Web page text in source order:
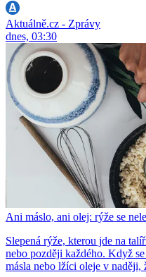
Aktuálně.cz - Zprávy
dnes, 03:30
Ani máslo, ani olej: rýže se
Slepená rýže, kterou jde na
nebo později každého. Když
másla nebo lžíci oleje v naději,